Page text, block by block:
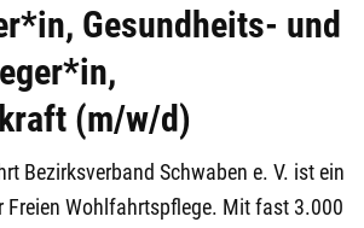
Gesundheits- und
(m/w/d)
Bezirksverband Schwaben e. V. ist ein
Freien Wohlfahrtspflege. Mit fast 3.000